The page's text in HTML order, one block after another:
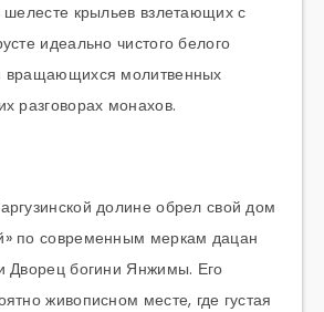
шелесте крыльев взлетающих с
идеально чистого белого
вращающихся молитвенных
разговорах монахов.
долине обрел свой дом
по современным меркам дацан
Дворец богини Янжимы. Его
живописном месте, где густая